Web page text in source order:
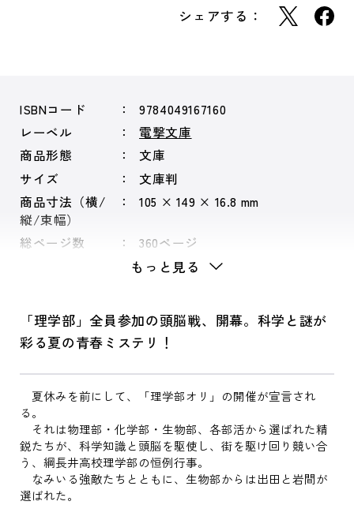
シェアする：
ISBNコード
9784049167160
レーベル
電撃文庫
商品形態
文庫
サイズ
文庫判
商品寸法（横/
縦/束幅）
105 × 149 × 16.8 mm
総ページ数 360ページ
もっと見る
「理学部」全員参加の頭脳戦、開幕。科学と謎が
彩る夏の青春ミステリ！
夏休みを前にして、「理学部オリ」の開催が宣言され
る。
それは物理部・化学部・生物部、各部活から選ばれた精
鋭たちが、科学知識と頭脳を駆使し、街を駆け回り競い合
う、綱長井高校理学部の恒例行事。
なみいる強敵たちとともに、生物部からは出田と岩間が
選ばれた。